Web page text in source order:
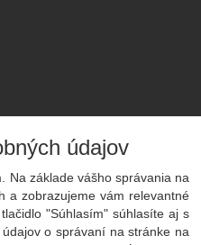
údajov
Na základe vášho správania na
a zobrazujeme vám relevantné
"Súhlasím" súhlasíte aj s
o správaní na stránke na